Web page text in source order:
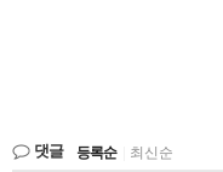
댓글 등록순 최신순